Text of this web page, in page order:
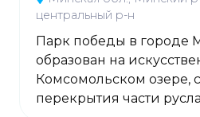
центральный р-н
Парк победы в городе
образован на
Комсомольском озере,
перекрытия части